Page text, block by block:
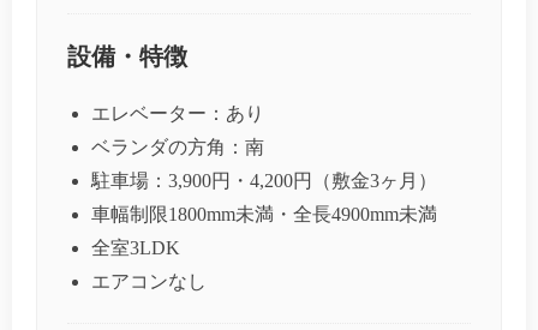
設備・特徴
エレベーター：あり
ベランダの方角：南
駐車場：3,900円・4,200円（敷金3ヶ月）
車幅制限1800mm未満・全長4900mm未満
全室3LDK
エアコンなし